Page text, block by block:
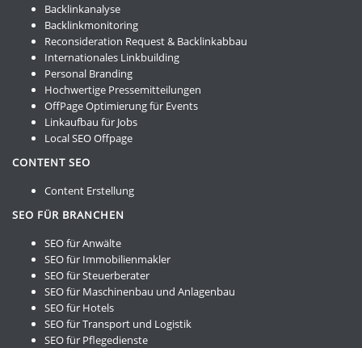
Backlinkanalyse
Backlinkmonitoring
Reconsideration Request & Backlinkabbau
Internationales Linkbuilding
Personal Branding
Hochwertige Pressemitteilungen
OffPage Optimierung für Events
Linkaufbau für Jobs
Local SEO Offpage
CONTENT SEO
Content Erstellung
SEO FÜR BRANCHEN
SEO für Anwälte
SEO für Immobilienmakler
SEO für Steuerberater
SEO für Maschinenbau und Anlagenbau
SEO für Hotels
SEO für Transport und Logistik
SEO für Pflegedienste